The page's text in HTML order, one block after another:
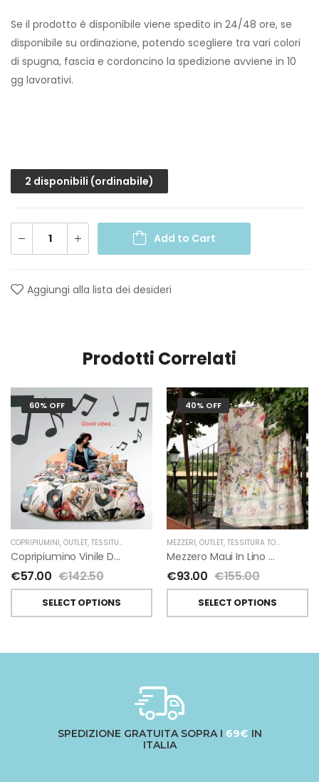
Se il prodotto è disponibile viene spedito in 24/48 ore, se
disponibile su ordinazione, potendo scegliere tra vari colori
di spugna, fascia e cordoncino la spedizione avviene in 10
gg lavorativi.
2 disponibili (ordinabile)
Add to Cart
Aggiungi alla lista dei desideri
Prodotti Correlati
60% OFF
COPRIPIUMINI, OUTLET, TESSITURA TOSCANA TELERIE
Copripiumino Vinile Double Face Di Tessitura Toscana Telerie Con Federe
€57.00 €142.50
SELECT OPTIONS
40% OFF
MEZZERI, OUTLET, TESSITURA TOSCANA TELERIE
Mezzero Maui In Lino Di Tessitura Toscana Telerie
€93.00 €155.00
SELECT OPTIONS
SPEDIZIONE GRATUITA SOPRA I 69€ IN
ITALIA